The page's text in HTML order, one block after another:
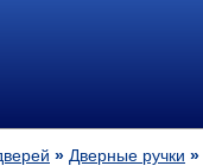
» Дверные ручки »